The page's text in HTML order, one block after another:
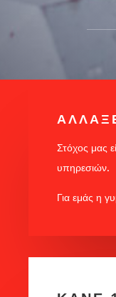
Στόχος μας
υπηρεσιών.
Για εμάς η